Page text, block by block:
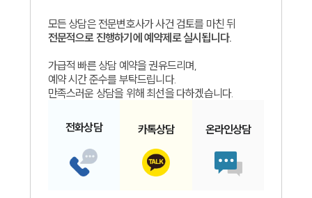
모든 상담은 전문변호사가 사건 검토를 마친 뒤
전문적으로 진행하기에 예약제로 실시됩니다.
가급적 빠른 상담 예약을 권유드리며,
예약 시간 준수를 부탁드립니다.
만족스러운 상담을 위해 최선을 다하겠습니다.
전화상담 카톡상담 온라인상담